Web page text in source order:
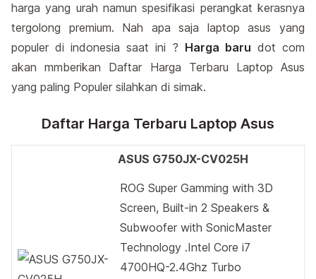
harga yang urah namun spesifikasi perangkat kerasnya
tergolong premium. Nah apa saja laptop asus yang
populer di indonesia saat ini ? Harga baru dot com
akan mmberikan Daftar Harga Terbaru Laptop Asus
yang paling Populer silahkan di simak.
Daftar Harga Terbaru Laptop Asus
ASUS G750JX-CV025H
ROG Super Gamming with 3D
Screen, Built-in 2 Speakers &
Subwoofer with SonicMaster
Technology .Intel Core i7
4700HQ-2.4Ghz Turbo